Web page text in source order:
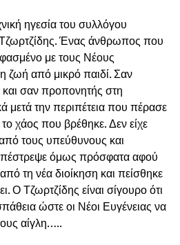
ηγεσία του συλλόγου
Ένας άνθρωπος που
με τους Νέους
ζωή από μικρό παιδί. Σαν
σαν προπονητής στη
μετά την περιπέτεια που πέρασε
χάος που βρέθηκε. Δεν είχε
τους υπεύθυνους και
όμως πρόσφατα αφού
τη νέα διοίκηση και πείσθηκε
Ο Τζωρτζίδης είναι σίγουρο ότι
ώστε οι Νέοι Ευγένειας να
αίγλη…..